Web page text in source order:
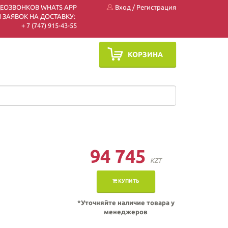
WHATS APP
НА ДОСТАВКУ:
+ 7 (747) 915-43-55
Вход / Регистрация
КОРЗИНА
94 745 KZT
КУПИТЬ
*Уточняйте наличие товара у
менеджеров